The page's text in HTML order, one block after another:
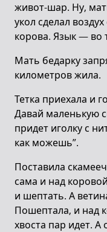
живот-шар. Ну,
укол сделал
корова. Язык — во
Мать бедарку
километров жила.
Тетка приехала и
Давай маленькую
придет иголку с
как можешь”.
Поставила
сама и над
и шептать. А
Пошептала, и над
хвоста пар идет.